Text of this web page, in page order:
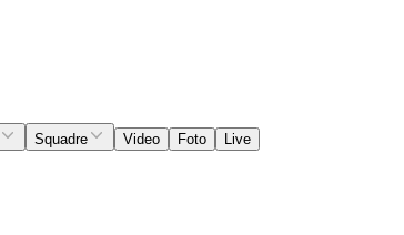
Squadre Video Foto
Live